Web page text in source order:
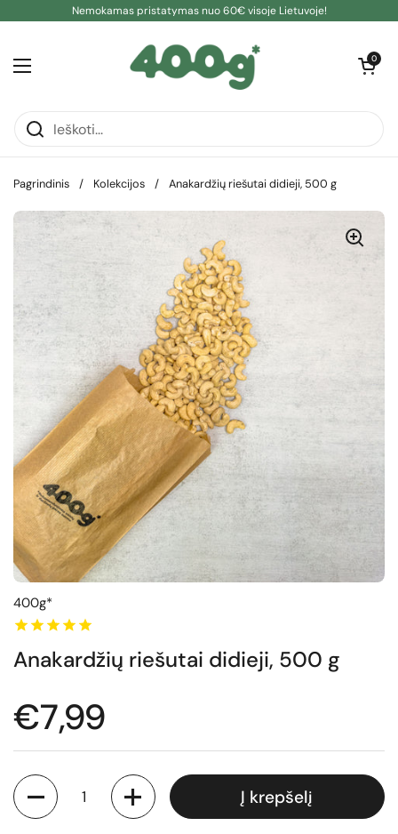
Pereiti prie turinioNemokamas pristatymas nuo 60€ visoje Lietuvoje!
Atidaryti meniu
Atidaryti
0
Pagrindinis / Kolekcijos / Anakardžių riešutai didieji, 500 g
400g*
Anakardžių riešutai didieji, 500 g
Normali kaina
€7,99
Kiekis
Į krepšelį